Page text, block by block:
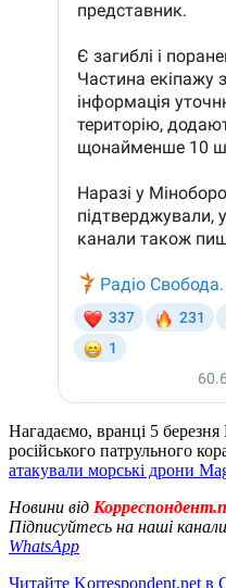
Нагадаємо, вранці 5
російського патрульного
атакували морські дрони
Новини від
Підписуйтесь на наші канали
WhatsApp
Читайте Korrespondent.net в